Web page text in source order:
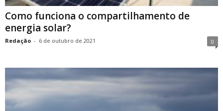
Como funciona o compartilhamento de
energia solar?
Redação - 6 de outubro de 2021 0